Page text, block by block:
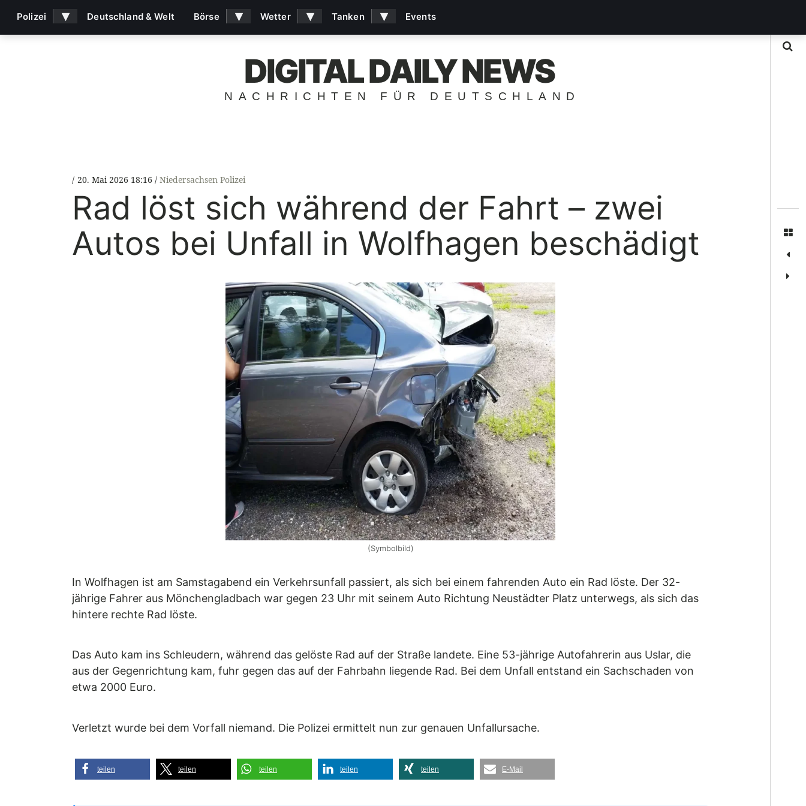
DIGITAL DAILY NEWS
NACHRICHTEN FÜR DEUTSCHLAND
20. Mai 2026 18:16 Niedersachsen Polizei
Rad löst sich während der Fahrt – zwei
Autos bei Unfall in Wolfhagen beschädigt
(Symbolbild)
In Wolfhagen ist am Samstagabend ein Verkehrsunfall passiert, als sich bei einem fahrenden Auto ein Rad löste. Der 32-
jährige Fahrer aus Mönchengladbach war gegen 23 Uhr mit seinem Auto Richtung Neustädter Platz unterwegs, als sich das
hintere rechte Rad löste.
Das Auto kam ins Schleudern, während das gelöste Rad auf der Straße landete. Eine 53-jährige Autofahrerin aus Uslar, die
aus der Gegenrichtung kam, fuhr gegen das auf der Fahrbahn liegende Rad. Bei dem Unfall entstand ein Sachschaden von
etwa 2000 Euro.
Verletzt wurde bei dem Vorfall niemand. Die Polizei ermittelt nun zur genauen Unfallursache.
teilen teilen teilen teilen teilen E-Mail
Polizei ▾ Deutschland & Welt Börse ▾ Wetter ▾ Tanken ▾ Events